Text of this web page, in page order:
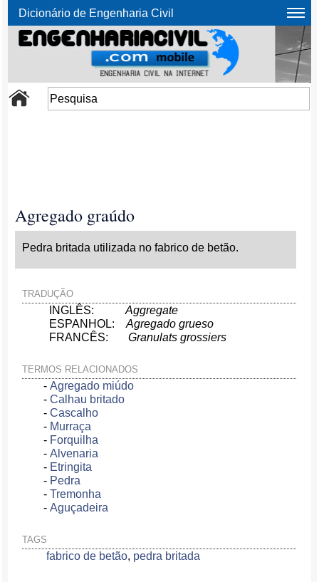
Dicionário de Engenharia Civil
Agregado graúdo
Pedra britada utilizada no fabrico de betão.
TRADUÇÃO
INGLÊS:Aggregate
ESPANHOL:Agregado grueso
FRANCÊS:Granulats grossiers
TERMOS RELACIONADOS
-Agregado miúdo
-Calhau britado
-Cascalho
- Murraça
- Forquilha
-Alvenaria
- Etringita
- Pedra
-Tremonha
-Aguçadeira
TAGS
fabrico de betão, pedra britada